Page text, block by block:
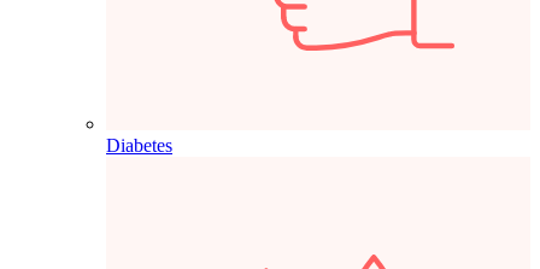
Diabetes